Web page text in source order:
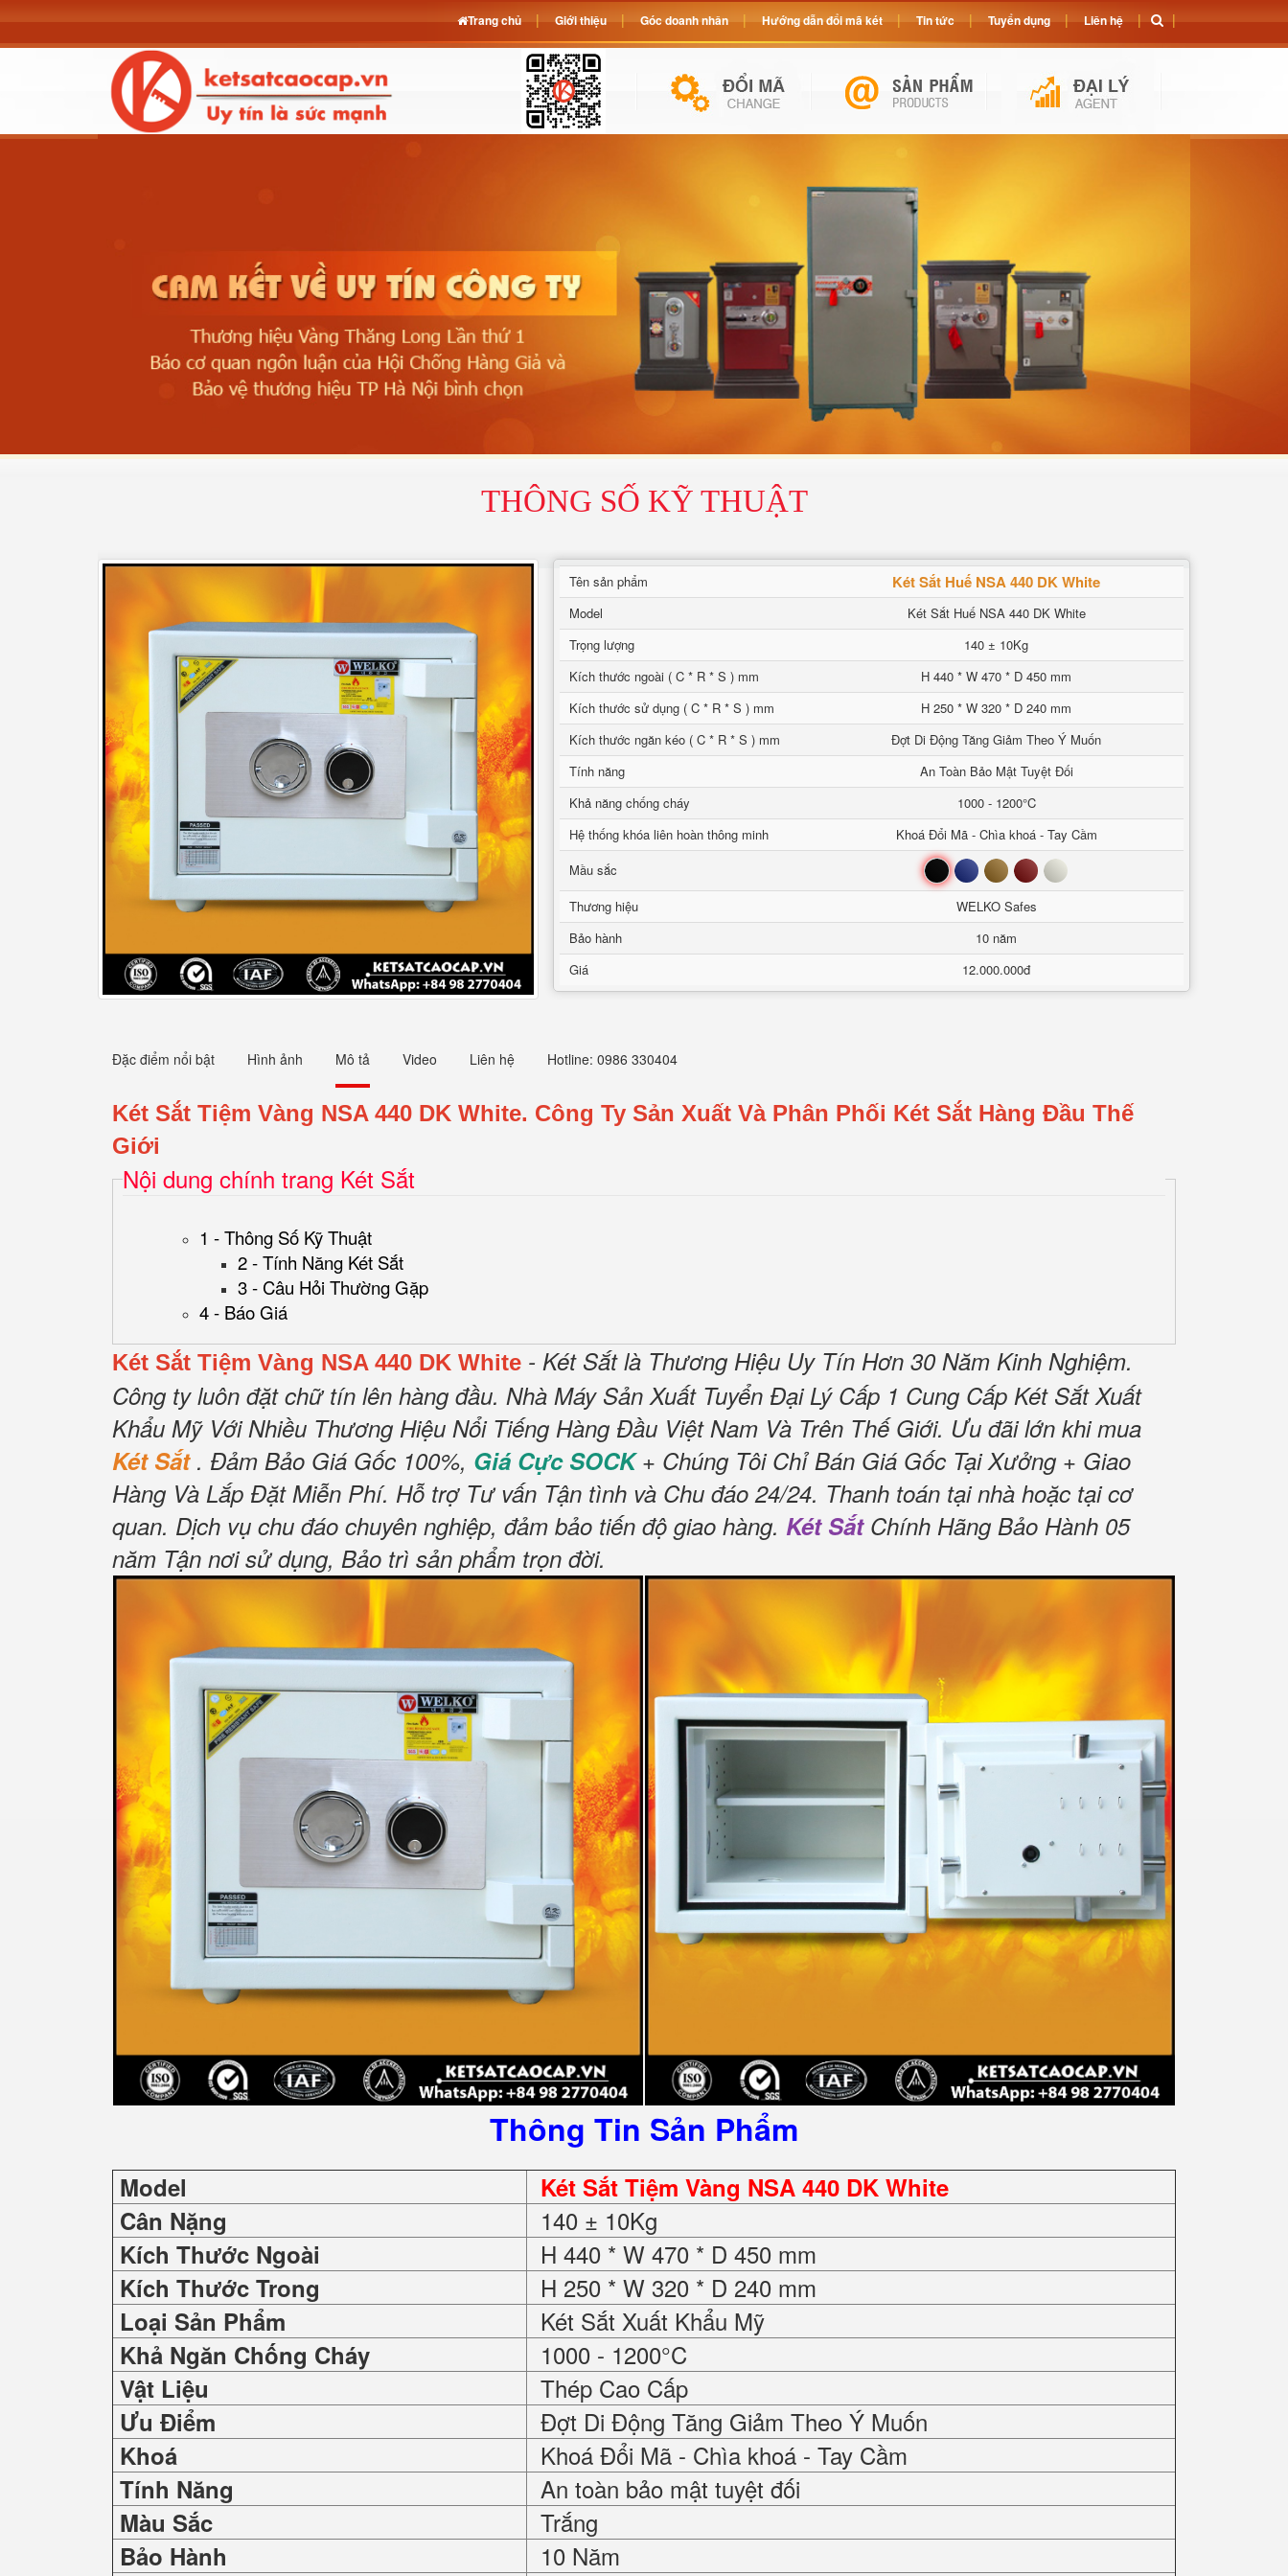
THÔNG SỐ KỸ THUẬT
Tên sản phẩm Két Sắt Huế NSA 440 DK White
Model
Két Sắt Huế NSA 440 DK White
Trọng lượng
140 ± 10Kg
Kích thước ngoài ( C * R * S ) mm
H 440 * W 470 * D 450 mm
Kích thước sử dụng ( C * R * S ) mm
H 250 * W 320 * D 240 mm
Kích thước ngăn kéo ( C * R * S ) mm
Đợt Di Động Tăng Giảm Theo Ý Muốn
Tính năng
An Toàn Bảo Mật Tuyệt Đối
Khả năng chống cháy
1000 - 1200°C
Hệ thống khóa liên hoàn thông minh
Khoá Đổi Mã - Chìa khoá - Tay Cầm
Mầu sắc
Đen Xanh Nâu Đỏ Trắng
Thương hiệu
WELKO Safes
Bảo hành
10 năm
Giá
12.000.000đ
Đặc điểm nổi bật Hình ảnh Mô tả Video Liên hệ Hotline: 0986 330404
Két Sắt Tiệm Vàng NSA 440 DK White. Công Ty Sản Xuất Và Phân Phối Két Sắt Hàng Đầu Thế
Giới
Nội dung chính trang Két Sắt
1 - Thông Số Kỹ Thuật
2 - Tính Năng Két Sắt
3 - Câu Hỏi Thường Gặp
4 - Báo Giá
Két Sắt Tiệm Vàng NSA 440 DK White - Két Sắt là Thương Hiệu Uy Tín Hơn 30 Năm Kinh Nghiệm.
Công ty luôn đặt chữ tín lên hàng đầu. Nhà Máy Sản Xuất Tuyển Đại Lý Cấp 1 Cung Cấp Két Sắt Xuất
Khẩu Mỹ Với Nhiều Thương Hiệu Nổi Tiếng Hàng Đầu Việt Nam Và Trên Thế Giới. Ưu đãi lớn khi mua
Két Sắt . Đảm Bảo Giá Gốc 100%, Giá Cực SOCK+ Chúng Tôi Chỉ Bán Giá Gốc Tại Xưởng + Giao
Hàng Và Lắp Đặt Miễn Phí. Hỗ trợ Tư vấn Tận tình và Chu đáo 24/24. Thanh toán tại nhà hoặc tại cơ
quan. Dịch vụ chu đáo chuyên nghiệp, đảm bảo tiến độ giao hàng. Két Sắt Chính Hãng Bảo Hành 05
năm Tận nơi sử dụng, Bảo trì sản phẩm trọn đời.
Thông Tin Sản Phẩm
Model
Két Sắt Tiệm Vàng NSA 440 DK White
Cân Nặng
140 ± 10Kg
Kích Thước Ngoài H 440 * W 470 * D 450 mm
Kích Thước Trong H 250 * W 320 * D 240 mm
Loại Sản Phẩm Két Sắt Xuất Khẩu Mỹ
Khả Ngăn Chống Cháy 1000 - 1200°C
Vật Liệu Thép Cao Cấp
Ưu Điểm Đợt Di Động Tăng Giảm Theo Ý Muốn
Khoá Khoá Đổi Mã - Chìa khoá - Tay Cầm
Tính Năng An toàn bảo mật tuyệt đối
Màu Sắc Trắng
Bảo Hành 10 Năm
Trang chủ Giới thiệu Góc doanh nhân Hướng dẫn đổi mã két Tin tức Tuyển dụng Liên hệ